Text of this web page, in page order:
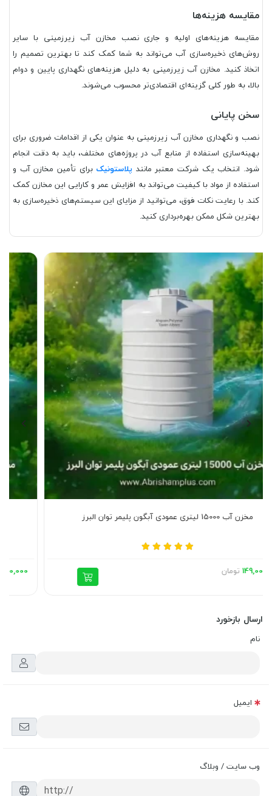
مقایسه هزینه‌ها
مقایسه هزینه‌های اولیه و جاری نصب مخازن آب زیرزمینی با سایر
روش‌های ذخیره‌سازی آب می‌تواند به شما کمک کند تا بهترین تصمیم را
اتخاذ کنید. مخازن آب زیرزمینی به دلیل هزینه‌های نگهداری پایین و دوام
بالا، به طور کلی گزینه‌ای اقتصادی‌تر محسوب می‌شوند.
سخن پایانی
نصب و نگهداری مخازن آب زیرزمینی به عنوان یکی از اقدامات ضروری برای
بهینه‌سازی استفاده از منابع آب در پروژه‌های مختلف، باید به دقت انجام
شود. انتخاب یک شرکت معتبر مانند پلاستونیک برای تأمین مخازن آب و
استفاده از مواد با کیفیت می‌تواند به افزایش عمر و کارایی این مخازن کمک
کند. با رعایت نکات فوق، می‌توانید از مزایای این سیستم‌های ذخیره‌سازی به
بهترین شکل ممکن بهره‌برداری کنید.
مخزن آب 10000 لیتری عمودی آبگون پلیمر توان البرز
105,000,000
ارسال بازخورد
نام
ایمیل
وب سایت / وبلاگ